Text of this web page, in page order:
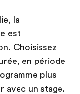
la
est
Choisissez
en période
plus
avec un stage.